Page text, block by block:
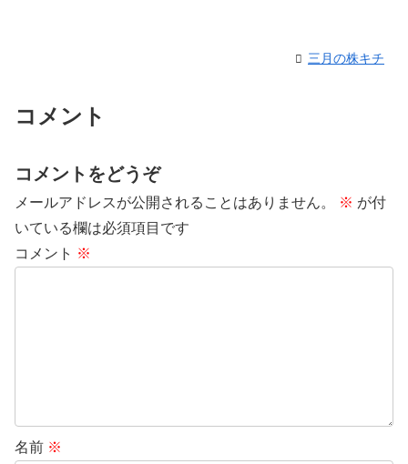
三月の株キチ
コメント
コメントをどうぞ
メールアドレスが公開されることはありません。 ※ が付
いている欄は必須項目です
コメント ※
名前 ※